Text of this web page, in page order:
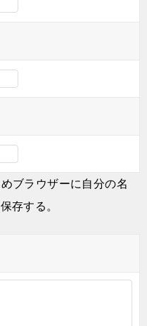
ブラウザーに自分の名
存する。